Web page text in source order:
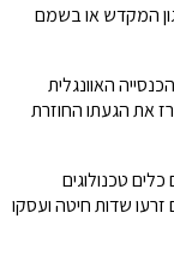
ארגון המקדש או בשמם
האוונגלית
את הגעתו החוזרת
טכנולוגים
שדות חיטה ועסקו